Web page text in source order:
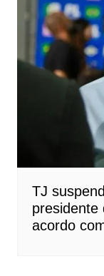
TJ
presidente
acordo